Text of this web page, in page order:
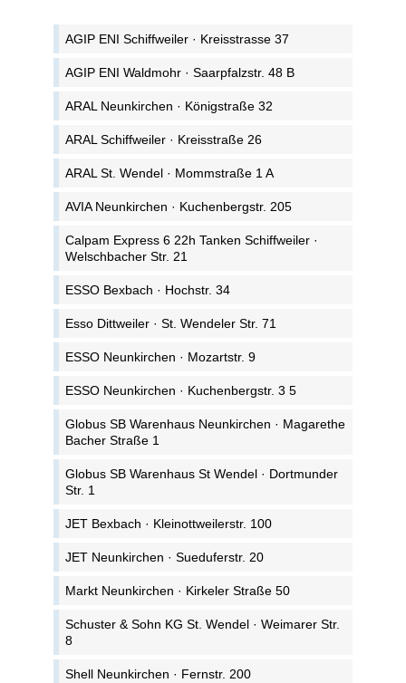
AGIP ENI Schiffweiler · Kreisstrasse 37
AGIP ENI Waldmohr · Saarpfalzstr. 48 B
ARAL Neunkirchen · Königstraße 32
ARAL Schiffweiler · Kreisstraße 26
ARAL St. Wendel · Mommstraße 1 A
AVIA Neunkirchen · Kuchenbergstr. 205
Calpam Express 6 22h Tanken Schiffweiler ·
Welschbacher Str. 21
ESSO Bexbach · Hochstr. 34
Esso Dittweiler · St. Wendeler Str. 71
ESSO Neunkirchen · Mozartstr. 9
ESSO Neunkirchen · Kuchenbergstr. 3 5
Globus SB Warenhaus Neunkirchen · Magarethe
Bacher Straße 1
Globus SB Warenhaus St Wendel · Dortmunder
Str. 1
JET Bexbach · Kleinottweilerstr. 100
JET Neunkirchen · Sueduferstr. 20
Markt Neunkirchen · Kirkeler Straße 50
Schuster & Sohn KG St. Wendel · Weimarer Str.
8
Shell Neunkirchen · Fernstr. 200